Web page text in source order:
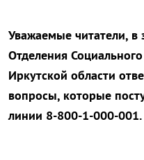
Уважаемые читатели, в
Отделения
Иркутской области
вопросы, которые
линии 8-800-1-000-001.